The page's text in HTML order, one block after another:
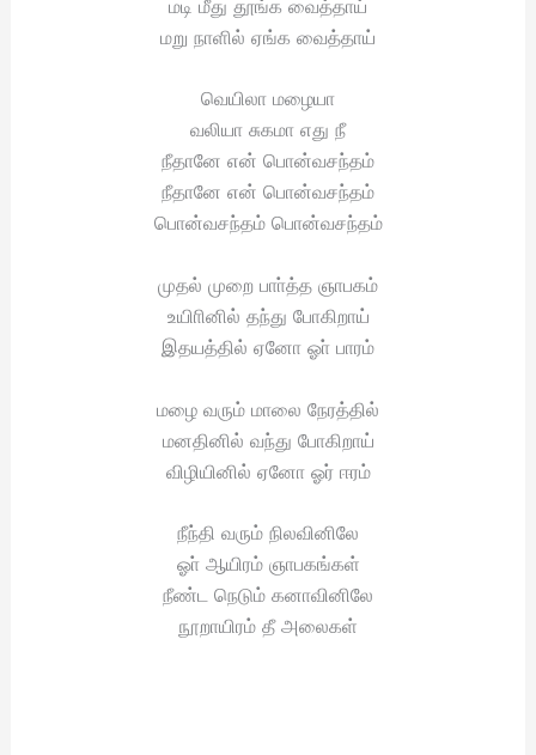
மடி மீது தூங்க வைத்தாய்
மறு நாளில் ஏங்க வைத்தாய்
வெயிலா மழையா
வலியா சுகமா எது நீ
நீதானே என் பொன்வசந்தம்
நீதானே என் பொன்வசந்தம்
பொன்வசந்தம் பொன்வசந்தம்
முதல் முறை பாா்த்த ஞாபகம்
உயிாினில் தந்து போகிறாய்
இதயத்தில் ஏனோ ஓா் பாரம்
மழை வரும் மாலை நேரத்தில்
மனதினில் வந்து போகிறாய்
விழியினில் ஏனோ ஓர் ஈரம்
நீந்தி வரும் நிலவினிலே
ஓா் ஆயிரம் ஞாபகங்கள்
நீண்ட நெடும் கனாவினிலே
நூறாயிரம் தீ அலைகள்